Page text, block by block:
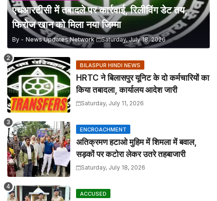
एचआरटीसी में तबादले पर कार्रवाई, रिलीविंग डेट तय,
फिरोज खान को मिला नया जिम्मा
By - News Updates Network Saturday, July 18, 2026
BILASPUR HINDI NEWS
HRTC ने बिलासपुर यूनिट के दो कर्मचारियों का
किया तबादला, कार्यालय आदेश जारी
Saturday, July 11, 2026
ENCROACHMENT
अतिक्रमण हटाओ मुहिम में शिमला में बवाल,
सड़कों पर कटोरा लेकर उतरे तहबाजारी
Saturday, July 18, 2026
ACCUSED